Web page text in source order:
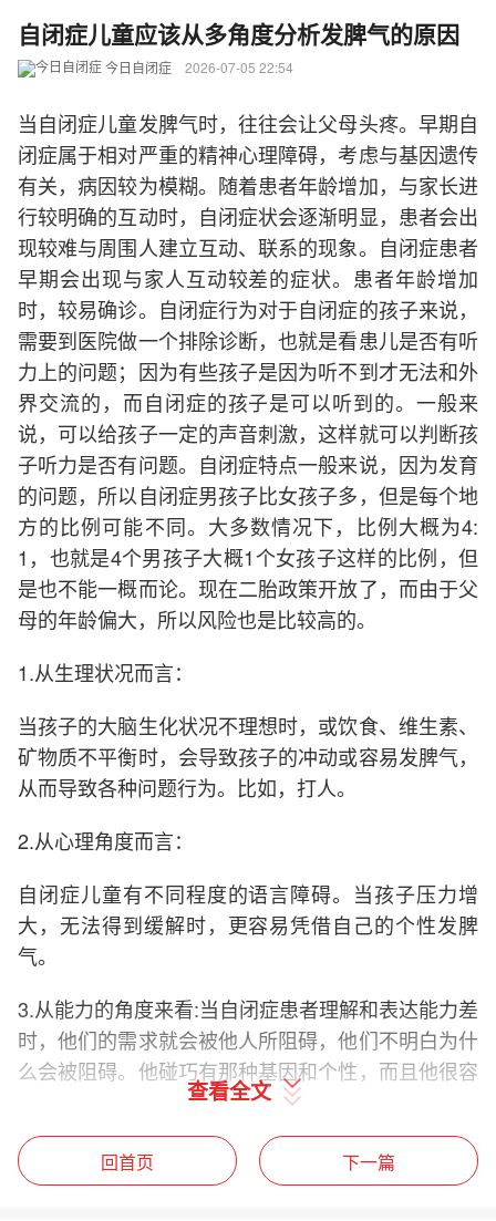
自闭症儿童应该从多角度分析发脾气的原因
今日自闭症 2026-07-05 22:54
当自闭症儿童发脾气时，往往会让父母头疼。早期自
闭症属于相对严重的精神心理障碍，考虑与基因遗传
有关，病因较为模糊。随着患者年龄增加，与家长进
行较明确的互动时，自闭症状会逐渐明显，患者会出
现较难与周围人建立互动、联系的现象。自闭症患者
早期会出现与家人互动较差的症状。患者年龄增加
时，较易确诊。自闭症行为对于自闭症的孩子来说，
需要到医院做一个排除诊断，也就是看患儿是否有听
力上的问题；因为有些孩子是因为听不到才无法和外
界交流的，而自闭症的孩子是可以听到的。一般来
说，可以给孩子一定的声音刺激，这样就可以判断孩
子听力是否有问题。自闭症特点一般来说，因为发育
的问题，所以自闭症男孩子比女孩子多，但是每个地
方的比例可能不同。大多数情况下，比例大概为4:
1，也就是4个男孩子大概1个女孩子这样的比例，但
是也不能一概而论。现在二胎政策开放了，而由于父
母的年龄偏大，所以风险也是比较高的。
1.从生理状况而言：
当孩子的大脑生化状况不理想时，或饮食、维生素、
矿物质不平衡时，会导致孩子的冲动或容易发脾气，
从而导致各种问题行为。比如，打人。
2.从心理角度而言：
自闭症儿童有不同程度的语言障碍。当孩子压力增
大，无法得到缓解时，更容易凭借自己的个性发脾
气。
3.从能力的角度来看:当自闭症患者理解和表达能力差
时，他们的需求就会被他人所阻碍，他们不明白为什
么会被阻碍。他碰巧有那种基因和个性，而且他很容
易发脾气。如果我们不了解自闭症儿童的真实意图，
或者误解了他，这也是值得思考的。
特殊教育教师应该如何应对自闭症儿童的问题行为
查看全文
回首页 下一篇